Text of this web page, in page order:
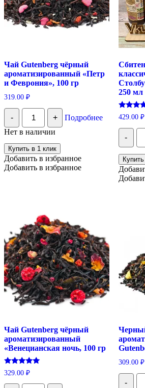
Чай Gutenberg чёрный
ароматизированный «Петр
и Феврония», 100 гр
319.00 ₽
-
Количество
Чай
Gutenberg
чёрный
ароматизированный
"Петр
и
Феврония",
+
Подробнее
Нет в наличии
Купить в 1 клик
Добавить в избранное
Добавить в избранное
250 мл
Оценка
5.00
из 5
429.00 ₽
-
Чай Gutenberg чёрный
ароматизированный
«Венецианская ночь, 100 гр
Оценка
5.00
из 5
329.00 ₽
309.00 ₽
-